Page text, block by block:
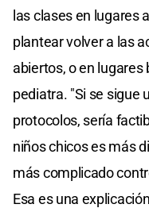
las clases en lugares
plantear volver a las
abiertos, o en lugares
pediatra. "Si se sigue
protocolos, sería
niños chicos es más
más complicado
Esa es una